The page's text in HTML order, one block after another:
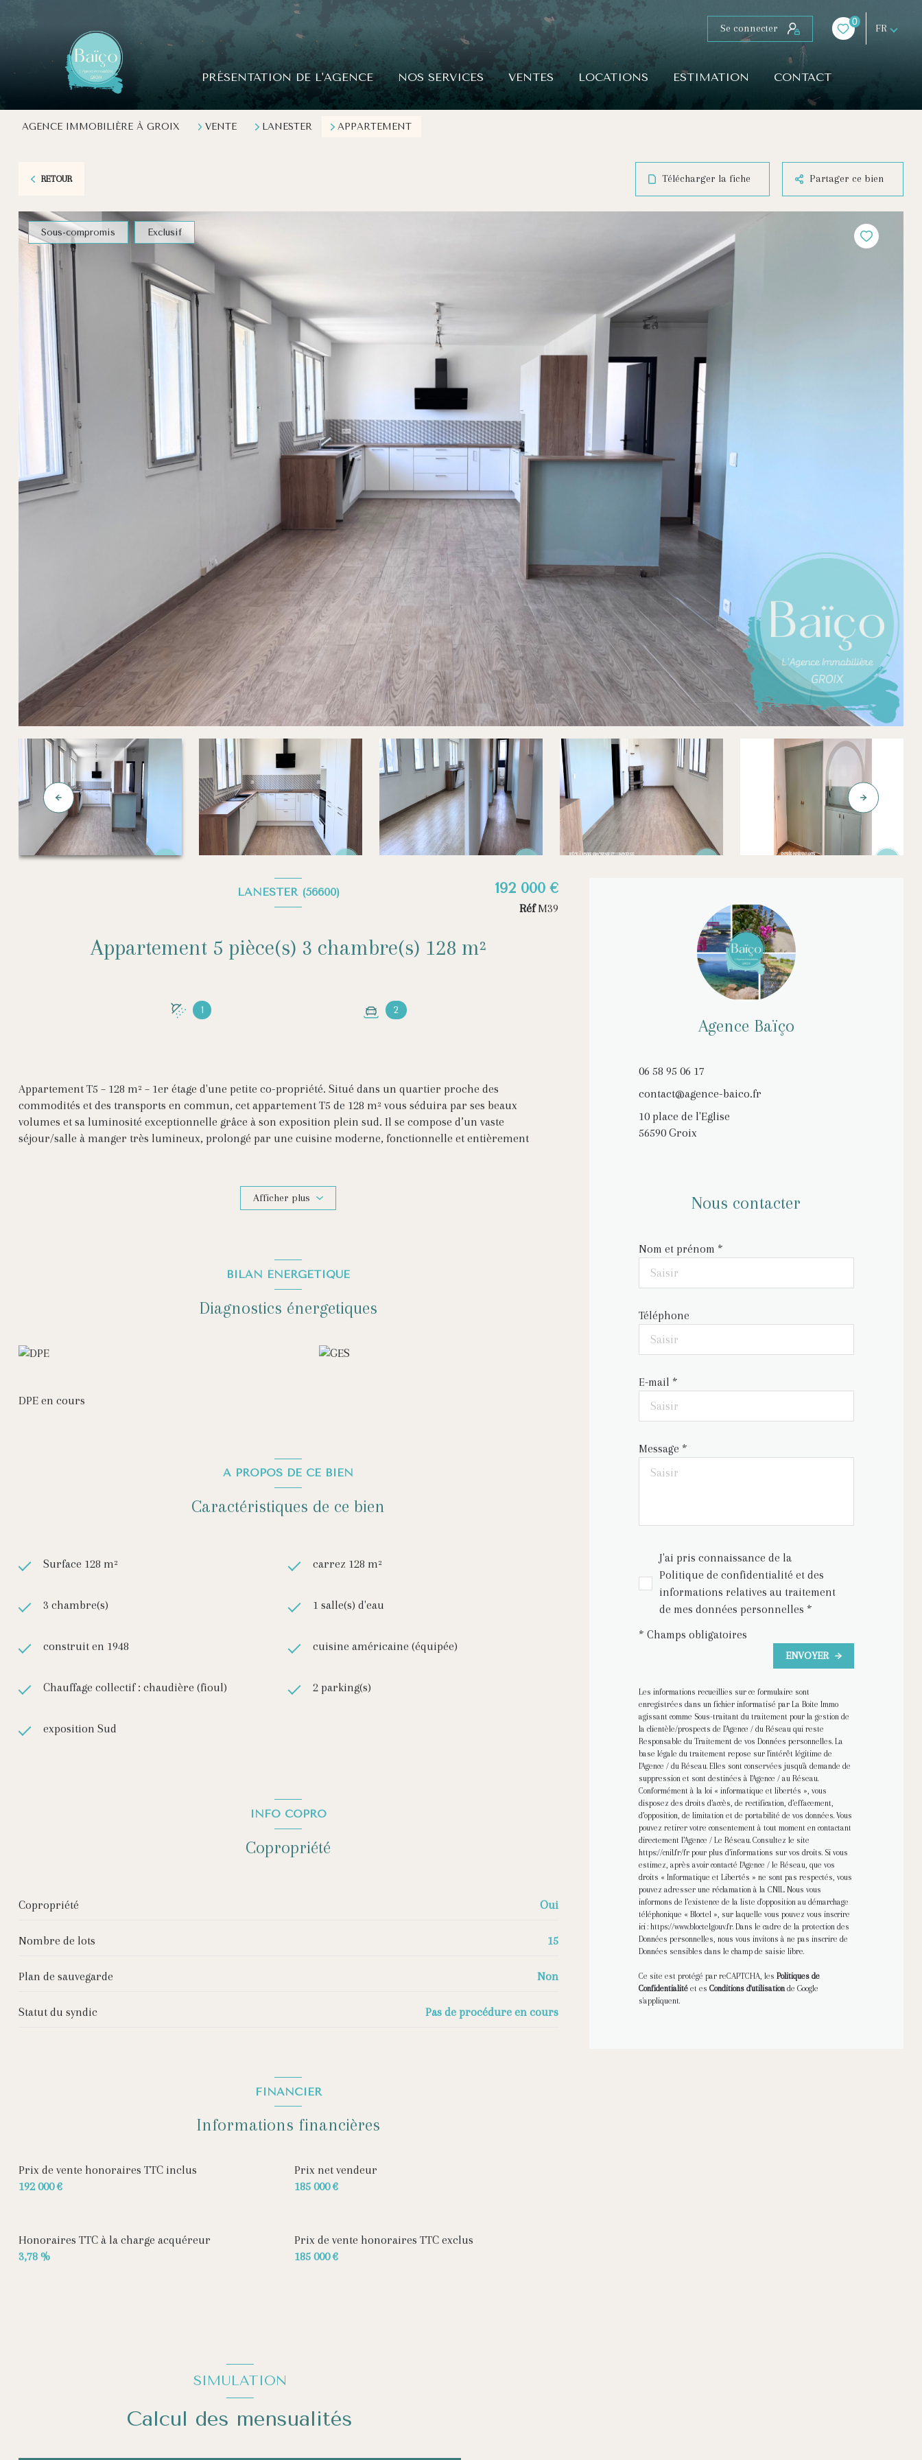
Se connecter
0
FR
PRÉSENTATION DE L'AGENCE NOS SERVICES VENTES LOCATIONS ESTIMATION CONTACT
AGENCE IMMOBILIÈRE À GROIX VENTE LANESTER APPARTEMENT
RETOUR Télécharger la fiche Partager ce bien
Sous-compromis Exclusif
LANESTER (56600)
Appartement 5 pièce(s) 3 chambre(s) 128 m²
1 2
192 000 €
RéfM39
Appartement T5 – 128 m² – 1er étage d'une petite co-propriété. Situé dans un quartier proche des
commodités et des transports en commun, cet appartement T5 de 128 m² vous séduira par ses beaux
volumes et sa luminosité exceptionnelle grâce à son exposition plein sud. Il se compose d’un vaste
séjour/salle à manger très lumineux, prolongé par une cuisine moderne, fonctionnelle et entièrement
intégré. L'appartement a été récemment rénové avec soin, offrant des prestations de qualité dans un
Afficher plus
BILAN ÉNERGÉTIQUE
Diagnostics énergetiques
DPE en cours
A PROPOS DE CE BIEN
Caractéristiques de ce bien
Surface 128 m² carrez 128 m²
3 chambre(s) 1 salle(s) d'eau
construit en 1948 cuisine américaine (équipée)
Chauffage collectif : chaudière (fioul) 2 parking(s)
exposition Sud
INFO COPRO
Copropriété
Copropriété Oui
Nombre de lots 15
Plan de sauvegarde Non
Statut du syndic Pas de procédure en cours
FINANCIER
Informations financières
Prix de vente honoraires TTC inclus
192 000 €
Prix net vendeur
185 000 €
Prix de vente honoraires TTC exclus
185 000 €
Honoraires TTC à la charge acquéreur
3,78 %
Agence Baïço
06 58 95 06 17
contact@agence-baico.fr
10 place de l'Eglise
56590 Groix
Nous contacter
Nom et prénom *
Téléphone
E-mail *
Message *
J'ai pris connaissance de la
Politique de confidentialité et des
informations relatives au traitement
de mes données personnelles *
* Champs obligatoires
ENVOYER
Les informations recueillies sur ce formulaire sont
enregistrées dans un fichier informatisé par La Boite Immo
agissant comme Sous-traitant du traitement pour la gestion de
la clientèle/prospects de l'Agence / du Réseau qui reste
Responsable du Traitement de vos Données personnelles. La
base légale du traitement repose sur l'intérêt légitime de
l'Agence / du Réseau. Elles sont conservées jusqu'à demande de
suppression et sont destinées à l'Agence / au Réseau.
Conformément à la loi « informatique et libertés », vous
disposez des droits d’accès, de rectification, d’effacement,
d’opposition, de limitation et de portabilité de vos données. Vous
pouvez retirer votre consentement à tout moment en contactant
directement l’Agence / Le Réseau. Consultez le site
https://cnil.fr/frpour plus d’informations sur vos droits. Si vous
estimez, après avoir contacté l'Agence / le Réseau, que vos
droits « Informatique et Libertés » ne sont pas respectés, vous
pouvez adresser une réclamation à la CNIL. Nous vous
informons de l’existence de la liste d'opposition au démarchage
téléphonique « Bloctel », sur laquelle vous pouvez vous inscrire
ici : https://www.bloctel.gouv.fr. Dans le cadre de la protection des
Données personnelles, nous vous invitons à ne pas inscrire de
Données sensibles dans le champ de saisie libre.
Ce site est protégé par reCAPTCHA, les Politiques de
Confidentialitéet es Conditions d'utilisationde Google
s'appliquent.
SIMULATION
Calcul des mensualités